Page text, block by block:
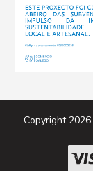
Copyright 2026